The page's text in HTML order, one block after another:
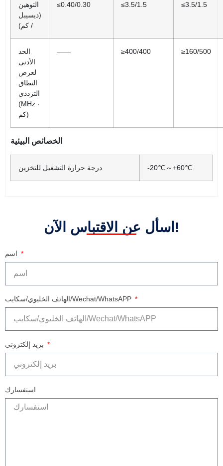
التوهين
(ديسيبل
/ كم)
≤0.40/0.30 ≤3.5/1.5 ≤3.5/1.5
الحد
الأدنى
لعرض
النطاق
الترددي
(MHz ·
كم)
—— ≥400/400 ≥160/500
الخصائص البيئية
درجة حرارة التشغيل للتخزين -20℃～+60℃
اسأل عن الاقتباس الآن!
الهاتف الخليوي/سكايب/Wechat/WhatsAPP
استفسارك